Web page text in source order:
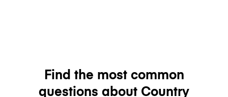
Find the most common
questions about Country